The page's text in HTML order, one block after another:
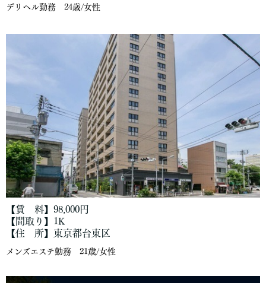
デリヘル勤務 24歳/女性
【賃 料】98,000円
【間取り】1K
【住 所】東京都台東区
メンズエステ勤務 21歳/女性